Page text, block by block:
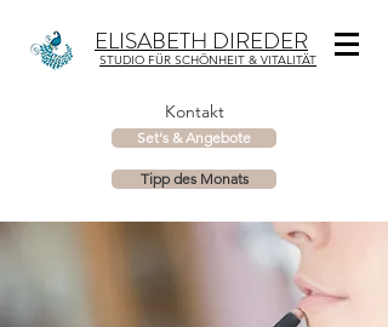
ELISABETH DIREDER
STUDIO FÜR SCHÖNHEIT & VITALITÄT
Kontakt
Set's & Angebote
Tipp des Monats